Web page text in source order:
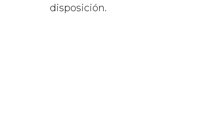
disposición.